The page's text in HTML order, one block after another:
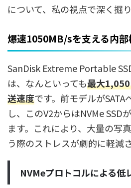
について、私の視点で深く掘
爆速1050MB/sを支える内部
SanDisk Extreme Portable
は、なんといっても最大
送速度です。前モデルが
し、このV2からはNVMe SSD
ます。これにより、大量の写
う際のストレスが劇的に軽減
NVMeプロトコルによる低